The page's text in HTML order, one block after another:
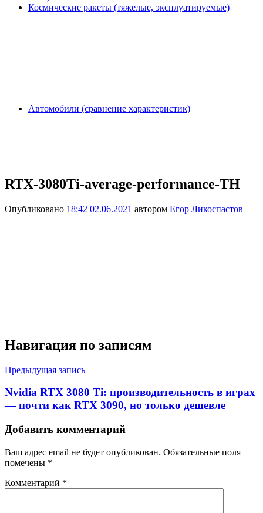
Космические ракеты (тяжелые, эксплуатируемые)
Автомобили (сравнение характеристик)
RTX-3080Ti-average-performance-TH
Опубликовано 18:42 02.06.2021 автором Егор Ликоспастов
Навигация по записям
Предыдущая запись
Nvidia RTX 3080 Ti: производительность в играх
— почти как RTX 3090, но только дешевле
Добавить комментарий
Ваш адрес email не будет опубликован. Обязательные поля
помечены *
Комментарий *